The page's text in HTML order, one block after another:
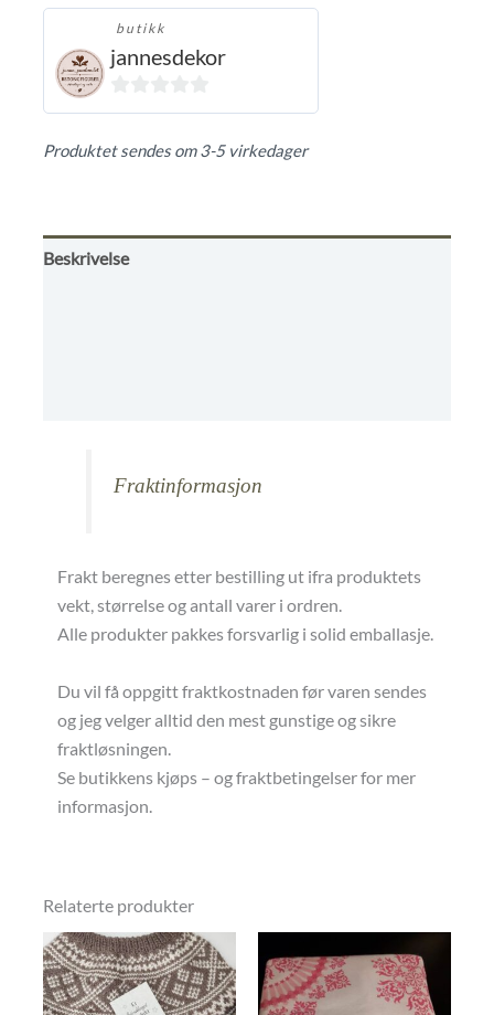
butikk
jannesdekor
0
Produktet sendes om 3-5 virkedager
Beskrivelse
Fraktinformasjon
Frakt beregnes etter bestilling ut ifra produktets
vekt, størrelse og antall varer i ordren.
Alle produkter pakkes forsvarlig i solid emballasje.
Du vil få oppgitt fraktkostnaden før varen sendes
og jeg velger alltid den mest gunstige og sikre
fraktløsningen.
Se butikkens kjøps – og fraktbetingelser for mer
informasjon.
Relaterte produkter